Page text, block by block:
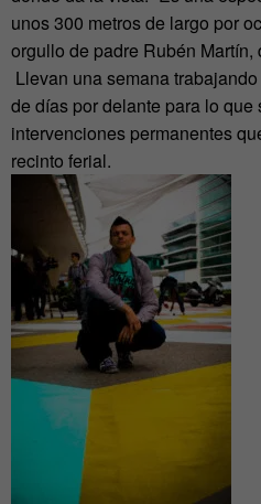
unos 300 metros de largo por
orgullo de padre Rubén Martín,
Llevan una semana
de días por delante para lo que
intervenciones permanentes
recinto ferial.